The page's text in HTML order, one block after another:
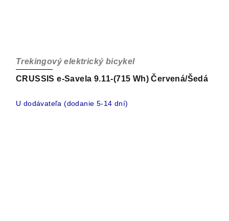
CRUSSIS e-Savela 9.11-(715 Wh) Červená/Šedá
Trekingový elektrický bicykel
U dodávateľa (dodanie 5-14 dní)